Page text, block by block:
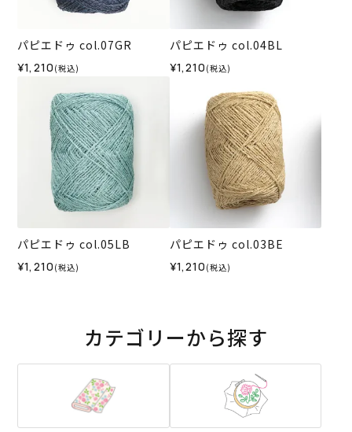
パピエドゥ col.07GR
¥1,210 (税込)
パピエドゥ col.04BL
¥1,210 (税込)
パピエドゥ col.05LB
¥1,210 (税込)
パピエドゥ col.03BE
¥1,210 (税込)
カテゴリーから探す